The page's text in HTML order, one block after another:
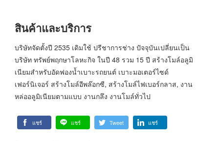
สินค้าและบริการ
บริษัทจัดตั้งปี 2535 เดิมใช้ ปรีชาการช่าง ปัจจุบันเปลี่ยนเป็น
บริษัท ทรัพย์พฤกษาโลหะกิจ ในปี 48 รวม 15 ปี สร้างโมล์อลูมิ
เนียมสำหรับอัดฟองน้ำเบาะรถยนต์ เบาะมอเตอร์ไซด์
เฟอร์นิเจอร์ สร้างโมล์อีพล๊อกซี, สร้างโมล์ไฟเบอร์กลาส, งาน
หล่ออลูมิเนียมตามแบบ งานกลึง งานโมล์ทั่วไป
แชร์ แชร์ Tweet แชร์